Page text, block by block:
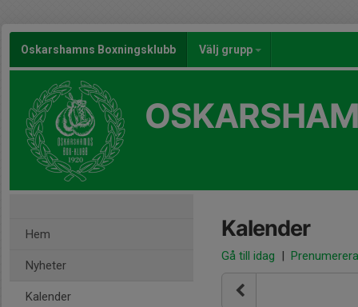
Oskarshamns Boxningsklubb Välj grupp
Hem
Nyheter
Kalender
Kalender
Gå till idag | Prenumerera